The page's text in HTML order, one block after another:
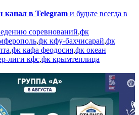
канал в Telegram и будьте всегда в
соревнований,фк
,фк кфу-бахчисарай,фк
,фк кафа феодосия,фк океан
лиги кфс,фк крымтеплица